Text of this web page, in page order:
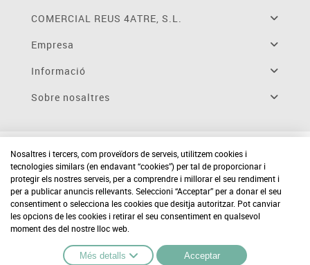
COMERCIAL REUS 4ATRE, S.L.
Empresa
Informació
Sobre nosaltres
Nosaltres i tercers, com proveïdors de serveis, utilitzem cookies i
tecnologies similars (en endavant “cookies”) per tal de proporcionar i
protegir els nostres serveis, per a comprendre i millorar el seu rendiment i
per a publicar anuncis rellevants. Seleccioni “Acceptar” per a donar el seu
consentiment o selecciona les cookies que desitja autoritzar. Pot canviar
les opcions de les cookies i retirar el seu consentiment en qualsevol
moment des del nostre lloc web.
Més detalls Acceptar